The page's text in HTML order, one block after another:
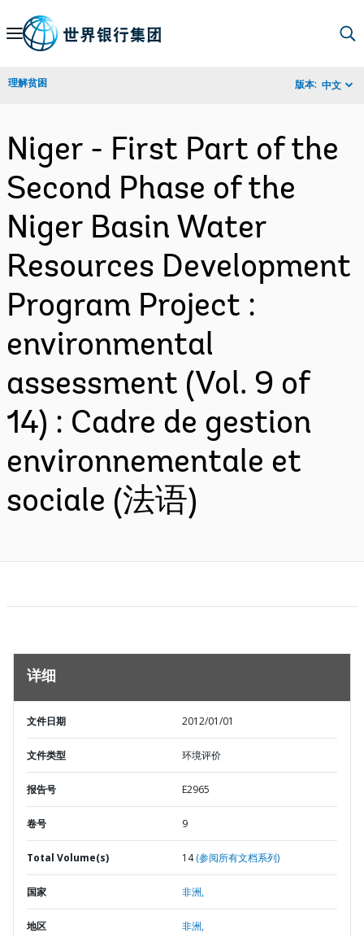
Skip
Navigation
理解贫困 版本: 中文
Niger - First Part of the
Second Phase of the
Niger Basin Water
Resources Development
Program Project :
environmental
assessment (Vol. 9 of
14) : Cadre de gestion
environnementale et
sociale (法语)
详细
文件日期 2012/01/01
文件类型 环境评价
报告号 E2965
卷号 9
Total Volume(s) 14(参阅所有文档系列)
国家 非洲,
地区 非洲,